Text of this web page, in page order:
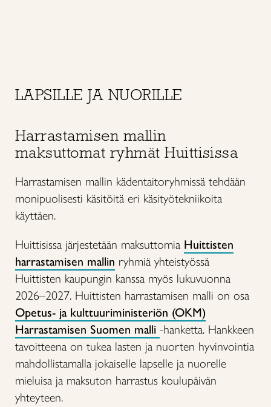
LAPSILLE JA NUORILLE
Harrastamisen mallin
maksuttomat ryhmät Huittisissa
Harrastamisen mallin kädentaitoryhmissä tehdään
monipuolisesti käsitöitä eri käsityötekniikoita
käyttäen.
Huittisissa järjestetään maksuttomia Huittisten
harrastamisen mallin ryhmiä yhteistyössä
Huittisten kaupungin kanssa myös lukuvuonna
2026–2027. Huittisten harrastamisen malli on osa
Opetus- ja kulttuuriministeriön (OKM)
Harrastamisen Suomen malli -hanketta. Hankkeen
tavoitteena on tukea lasten ja nuorten hyvinvointia
mahdollistamalla jokaiselle lapselle ja nuorelle
mieluisa ja maksuton harrastus koulupäivän
yhteyteen.